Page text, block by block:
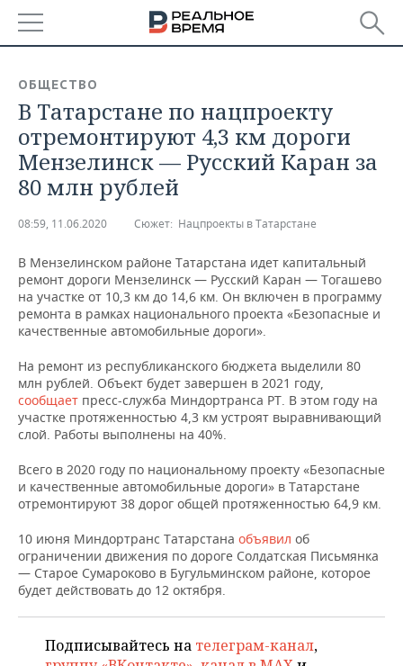
БАШКОРТОСТАН
ТАТАРСТАН
УДМУРТИЯ
НОВОСТИ
АНАЛИТИКА
НОВОСТИ АНАЛИТИКИ
ДЕКЛАРАЦИИ О ДОХОДАХ
КОРОЛИ ГОСЗАКАЗА ПФО
ВУЗЫ ТАТАРСТАНА
ТОРГОВЫЕ ЦЕНТРЫ
ТАТАРСТАНА
ЭКОНОМИКА
НОВОСТИ ЭКОНОМИКИ
ФИНАНСЫ
БАНКИ
ИНВЕСТИЦИИ
ПРОМЫШЛЕННОСТЬ
НОВОСТИ
ПРОМЫШЛЕННОСТИ
АГРОПРОМ
МАШИНОСТРОЕНИЕ
НЕФТЕХИМИЯ
ОПК
ЭНЕРГЕТИКА
НЕДВИЖИМОСТЬ
НОВОСТИ НЕДВИЖИМОСТИ
АВТО
НОВОСТИ БИЗНЕСА
РОЗНИЧНАЯ ТОРГОВЛЯ
ТРАНСПОРТ
ТЕХНОЛОГИИ
НОВОСТИ ТЕХНОЛОГИЙ
IT
ТЕЛЕКОММУНИКАЦИИ
МЕРОПРИЯТИЯ
НОВОСТИ МЕРОПРИЯТИЙ
БИЗНЕС-БРАНЧИ
ONLINE-КОНФЕРЕНЦИИ
ОТКРЫТАЯ ЛЕКЦИЯ
СПОРТ
ФУТБОЛ
ХОККЕЙ
БАСКЕТБОЛ
НОВОСТИ ОБЩЕСТВА
ВЛАСТЬ
ИНФРАСТРУКТУРА
ФОТОГАЛЕРЕЯ
СЮЖЕТЫ
СПРАВОЧНИК
ОБЩЕСТВО
В Татарстане по нацпроекту
отремонтируют 4,3 км дороги
Мензелинск — Русский Каран за
80 млн рублей
08:59, 11.06.2020 Сюжет: Нацпроекты в Татарстане
В Мензелинском районе Татарстана идет капитальный
ремонт дороги Мензелинск — Русский Каран — Тогашево
на участке от 10,3 км до 14,6 км. Он включен в программу
ремонта в рамках национального проекта «Безопасные и
качественные автомобильные дороги».
На ремонт из республиканского бюджета выделили 80
млн рублей. Объект будет завершен в 2021 году,
сообщает пресс-служба Миндортранса РТ. В этом году на
участке протяженностью 4,3 км устроят выравнивающий
слой. Работы выполнены на 40%.
Всего в 2020 году по национальному проекту «Безопасные
и качественные автомобильные дороги» в Татарстане
отремонтируют 38 дорог общей протяженностью 64,9 км.
10 июня Миндортранс Татарстана объявил об
ограничении движения по дороге Солдатская Письмянка
— Старое Сумароково в Бугульминском районе, которое
будет действовать до 12 октября.
Подписывайтесь на телеграм-канал,